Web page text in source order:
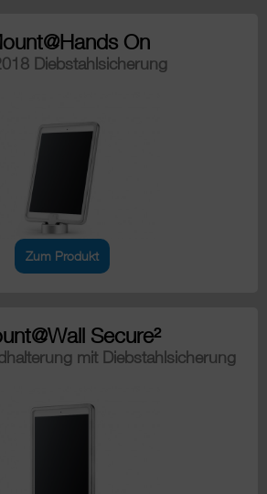
On
Diebstahlsicherung
Zum Produkt
Secure²
mit Diebstahlsicherung